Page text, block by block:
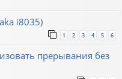
i8035)
1 2 3 4 5 6
прерывания без